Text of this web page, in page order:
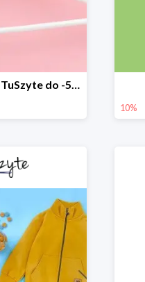
Ostatnie sztuki w TuSzyte do -50%
10%